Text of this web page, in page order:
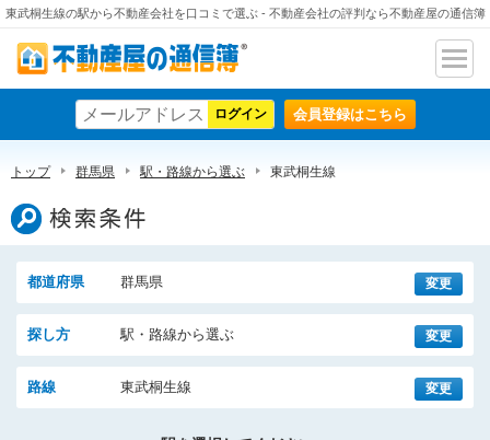
東武桐生線の駅から不動産会社を口コミで選ぶ - 不動産会社の評判なら不動産屋の通信簿
不動産屋の通信簿
ナビ
ン
会員登録はこちら
トップ 群馬県 駅・路線から選ぶ 東武桐生線
検索条件
都道府県 群馬県 変更
探し方 駅・路線から選ぶ 変更
路線 東武桐生線 変更